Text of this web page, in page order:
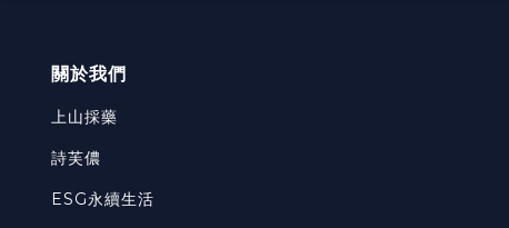
關於我們
上山採藥
詩芙儂
ESG永續生活